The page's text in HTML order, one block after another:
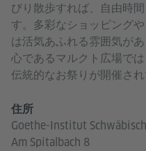
びり散歩すれば、自由時
す。多彩なショッピング
は活気あふれる雰囲気が
心であるマルクト広場で
伝統的なお祭りが開催され
住所
Goethe-Institut Schwäbisch
Am Spitalbach 8